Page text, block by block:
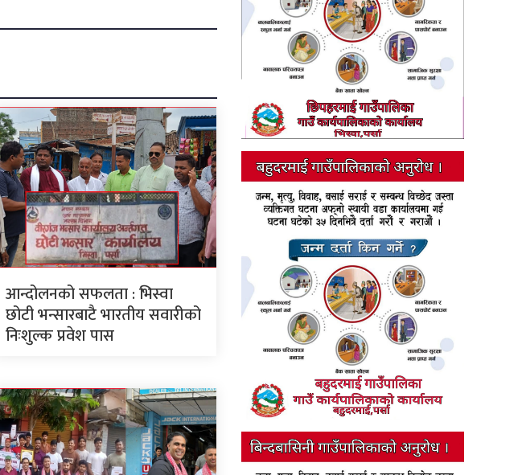
आन्दोलनको सफलता : भिस्वा
छोटी भन्सारबाटै भारतीय सवारीको
निःशुल्क प्रवेश पास